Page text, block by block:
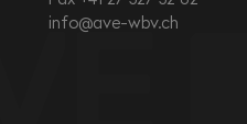
info@ave-wbv.ch